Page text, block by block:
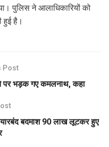
पुलिस ने आलाधिकारियों को
हुई है।
Post
पर भड़क गए कमलनाथ, कहा
बदमाश 90 लाख लूटकर हुए